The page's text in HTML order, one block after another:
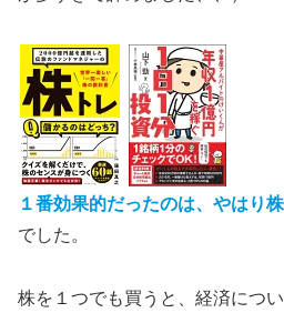
１番効果的だったのは、やはり
でした。
株を１つでも買うと、経済につ